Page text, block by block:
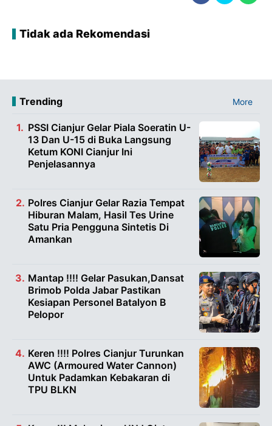
Tidak ada Rekomendasi
Trending More
PSSI Cianjur Gelar Piala Soeratin U-
13 Dan U-15 di Buka Langsung
Ketum KONI Cianjur Ini
Penjelasannya
Polres Cianjur Gelar Razia Tempat
Hiburan Malam, Hasil Tes Urine
Satu Pria Pengguna Sintetis Di
Amankan
Mantap !!!! Gelar Pasukan,Dansat
Brimob Polda Jabar Pastikan
Kesiapan Personel Batalyon B
Pelopor
Keren !!!! Polres Cianjur Turunkan
AWC (Armoured Water Cannon)
Untuk Padamkan Kebakaran di
TPU BLKN